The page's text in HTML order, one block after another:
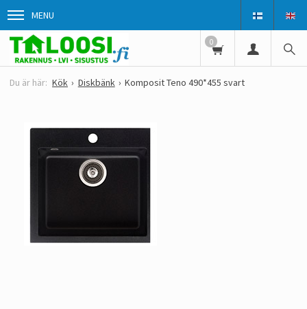
MENU
0
Kök Diskbänk Komposit Teno 490*455 svart